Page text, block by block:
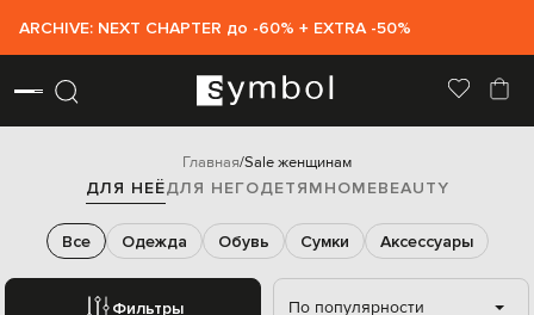
ARCHIVE: NEXT CHAPTER до -60% + EXTRA -50%
Главная Sale женщинам
ДЛЯ НЕЁДЛЯ НЕГОДЕТЯМHOMEBEAUTY
Фильтры
Все Одежда Обувь Сумки Аксессуары
По популярности